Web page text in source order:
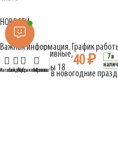
НОВОСТИ
Важная информация. График
График работы в новогодние
СайдбарИзбранноеКорзина
Личный кабинет
Кнопки
пришивные,
стразы 18
40₽
7 в